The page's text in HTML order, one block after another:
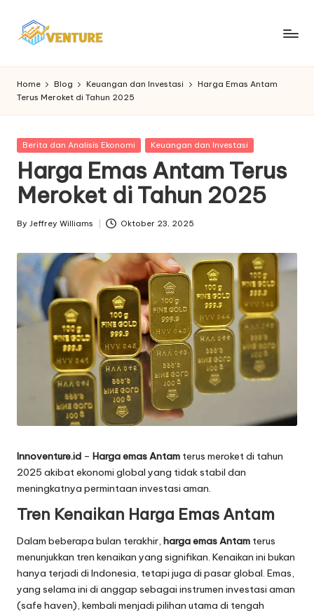
I
n
n
o
v
e
n
t
u
r
e
Berita
Home Blog Keuangan dan Investasi
Harga Emas Antam
Terus Meroket di Tahun 2025
Posted
Berita dan Analisis Ekonomi Keuangan dan Investasi
Harga Emas Antam Terus
Meroket di Tahun 2025
Posted
By Jeffrey Williams Oktober 23, 2025
Innoventure.id – Hargaemas Antam terus meroket di tahun
2025 akibat ekonomi global yang tidak stabil dan
meningkatnya permintaan investasi aman.
Tren Kenaikan Harga Emas Antam
Dalam beberapa bulan terakhir, harga emas Antam terus
menunjukkan tren kenaikan yang signifikan. Kenaikan ini bukan
hanya terjadi di Indonesia, tetapi juga di pasar global. Emas,
yang selama ini di anggap sebagai instrumen investasi aman
(safe haven), kembali menjadi pilihan utama di tengah